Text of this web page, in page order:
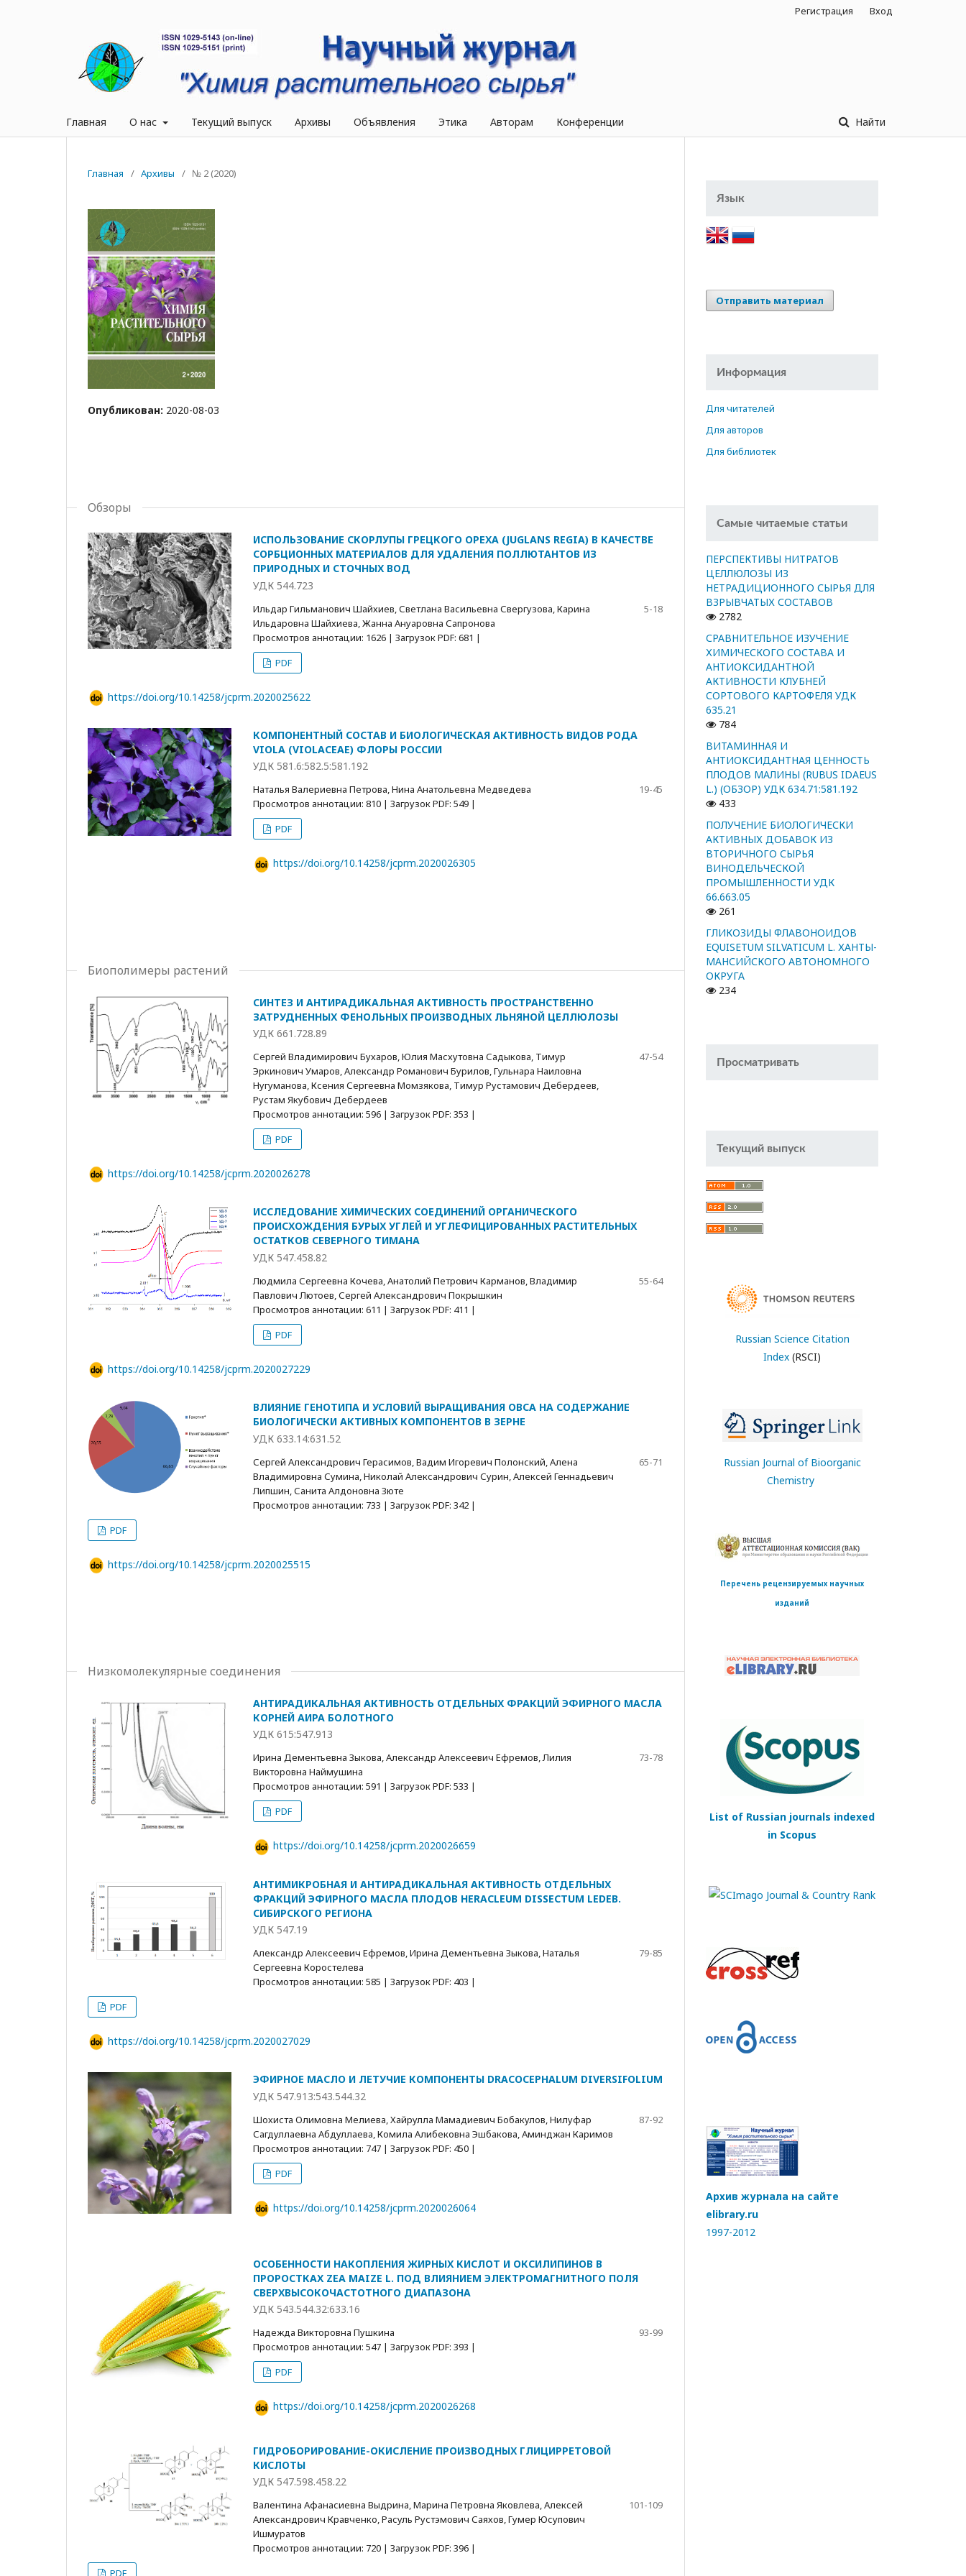
Главная О нас Текущий выпуск Архивы Объявления Этика Авторам Конференции Найти
Регистрация Вход
Главная / Архивы / № 2 (2020)
Опубликован: 2020-08-03
Обзоры
ИСПОЛЬЗОВАНИЕ СКОРЛУПЫ ГРЕЦКОГО ОРЕХА (JUGLANS REGIA) В КАЧЕСТВЕ
СОРБЦИОННЫХ МАТЕРИАЛОВ ДЛЯ УДАЛЕНИЯ ПОЛЛЮТАНТОВ ИЗ
ПРИРОДНЫХ И СТОЧНЫХ ВОД
УДК 544.723
Ильдар Гильманович Шайхиев, Светлана Васильевна Свергузова, Карина
Ильдаровна Шайхиева, Жанна Ануаровна Сапронова
5-18
Просмотров аннотации: 1626 | Загрузок PDF: 681 |
PDF
https://doi.org/10.14258/jcprm.2020025622
КОМПОНЕНТНЫЙ СОСТАВ И БИОЛОГИЧЕСКАЯ АКТИВНОСТЬ ВИДОВ РОДА
VIOLA (VIOLACEAE) ФЛОРЫ РОССИИ
УДК 581.6:582.5:581.192
Наталья Валериевна Петрова, Нина Анатольевна Медведева
19-45
Просмотров аннотации: 810 | Загрузок PDF: 549 |
PDF
https://doi.org/10.14258/jcprm.2020026305
Биополимеры растений
СИНТЕЗ И АНТИРАДИКАЛЬНАЯ АКТИВНОСТЬ ПРОСТРАНСТВЕННО
ЗАТРУДНЕННЫХ ФЕНОЛЬНЫХ ПРОИЗВОДНЫХ ЛЬНЯНОЙ ЦЕЛЛЮЛОЗЫ
УДК 661.728.89
Сергей Владимирович Бухаров, Юлия Масхутовна Садыкова, Тимур
Эркинович Умаров, Александр Романович Бурилов, Гульнара Наиловна
Нугуманова, Ксения Сергеевна Момзякова, Тимур Рустамович Дебердеев,
Рустам Якубович Дебердеев
47-54
Просмотров аннотации: 596 | Загрузок PDF: 353 |
PDF
https://doi.org/10.14258/jcprm.2020026278
ИССЛЕДОВАНИЕ ХИМИЧЕСКИХ СОЕДИНЕНИЙ ОРГАНИЧЕСКОГО
ПРОИСХОЖДЕНИЯ БУРЫХ УГЛЕЙ И УГЛЕФИЦИРОВАННЫХ РАСТИТЕЛЬНЫХ
ОСТАТКОВ СЕВЕРНОГО ТИМАНА
УДК 547.458.82
Людмила Сергеевна Кочева, Анатолий Петрович Карманов, Владимир
Павлович Лютоев, Сергей Александрович Покрышкин
55-64
Просмотров аннотации: 611 | Загрузок PDF: 411 |
PDF
https://doi.org/10.14258/jcprm.2020027229
ВЛИЯНИЕ ГЕНОТИПА И УСЛОВИЙ ВЫРАЩИВАНИЯ ОВСА НА СОДЕРЖАНИЕ
БИОЛОГИЧЕСКИ АКТИВНЫХ КОМПОНЕНТОВ В ЗЕРНЕ
УДК 633.14:631.52
Сергей Александрович Герасимов, Вадим Игоревич Полонский, Алена
Владимировна Сумина, Николай Александрович Сурин, Алексей Геннадьевич
Липшин, Санита Алдоновна Зюте
65-71
Просмотров аннотации: 733 | Загрузок PDF: 342 |
PDF
https://doi.org/10.14258/jcprm.2020025515
Низкомолекулярные соединения
АНТИРАДИКАЛЬНАЯ АКТИВНОСТЬ ОТДЕЛЬНЫХ ФРАКЦИЙ ЭФИРНОГО МАСЛА
КОРНЕЙ АИРА БОЛОТНОГО
УДК 615:547.913
Ирина Дементьевна Зыкова, Александр Алексеевич Ефремов, Лилия
Викторовна Наймушина
73-78
Просмотров аннотации: 591 | Загрузок PDF: 533 |
PDF
https://doi.org/10.14258/jcprm.2020026659
АНТИМИКРОБНАЯ И АНТИРАДИКАЛЬНАЯ АКТИВНОСТЬ ОТДЕЛЬНЫХ
ФРАКЦИЙ ЭФИРНОГО МАСЛА ПЛОДОВ HERACLEUM DISSECTUM LEDEB.
СИБИРСКОГО РЕГИОНА
УДК 547.19
Александр Алексеевич Ефремов, Ирина Дементьевна Зыкова, Наталья
Сергеевна Коростелева
79-85
Просмотров аннотации: 585 | Загрузок PDF: 403 |
PDF
https://doi.org/10.14258/jcprm.2020027029
ЭФИРНОЕ МАСЛО И ЛЕТУЧИЕ КОМПОНЕНТЫ DRACOCEPHALUM DIVERSIFOLIUM
УДК 547.913:543.544.32
Шохиста Олимовна Мелиева, Хайрулла Мамадиевич Бобакулов, Нилуфар
Сагдуллаевна Абдуллаева, Комила Алибековна Эшбакова, Аминджан Каримов
87-92
Просмотров аннотации: 747 | Загрузок PDF: 450 |
PDF
https://doi.org/10.14258/jcprm.2020026064
ОСОБЕННОСТИ НАКОПЛЕНИЯ ЖИРНЫХ КИСЛОТ И ОКСИЛИПИНОВ В
ПРОРОСТКАХ ZEA MAIZE L. ПОД ВЛИЯНИЕМ ЭЛЕКТРОМАГНИТНОГО ПОЛЯ
СВЕРХВЫСОКОЧАСТОТНОГО ДИАПАЗОНА
УДК 543.544.32:633.16
Надежда Викторовна Пушкина
93-99
Просмотров аннотации: 547 | Загрузок PDF: 393 |
PDF
https://doi.org/10.14258/jcprm.2020026268
ГИДРОБОРИРОВАНИЕ-ОКИСЛЕНИЕ ПРОИЗВОДНЫХ ГЛИЦИРРЕТОВОЙ
КИСЛОТЫ
УДК 547.598.458.22
Валентина Афанасиевна Выдрина, Марина Петровна Яковлева, Алексей
Александрович Кравченко, Расуль Рустэмович Саяхов, Гумер Юсупович
Ишмуратов
101-109
Просмотров аннотации: 720 | Загрузок PDF: 396 |
Язык
Отправить материал
Информация
Для читателей
Для авторов
Для библиотек
Самые читаемые статьи
ПЕРСПЕКТИВЫ НИТРАТОВ
ЦЕЛЛЮЛОЗЫ ИЗ
НЕТРАДИЦИОННОГО СЫРЬЯ ДЛЯ
ВЗРЫВЧАТЫХ СОСТАВОВ
2782
СРАВНИТЕЛЬНОЕ ИЗУЧЕНИЕ
ХИМИЧЕСКОГО СОСТАВА И
АНТИОКСИДАНТНОЙ
АКТИВНОСТИ КЛУБНЕЙ
СОРТОВОГО КАРТОФЕЛЯ УДК
635.21
784
ВИТАМИННАЯ И
АНТИОКСИДАНТНАЯ ЦЕННОСТЬ
ПЛОДОВ МАЛИНЫ (RUBUS IDAEUS
L.) (ОБЗОР) УДК 634.71:581.192
433
ПОЛУЧЕНИЕ БИОЛОГИЧЕСКИ
АКТИВНЫХ ДОБАВОК ИЗ
ВТОРИЧНОГО СЫРЬЯ
ВИНОДЕЛЬЧЕСКОЙ
ПРОМЫШЛЕННОСТИ УДК
66.663.05
261
ГЛИКОЗИДЫ ФЛАВОНОИДОВ
EQUISETUM SILVATICUM L. ХАНТЫ-
МАНСИЙСКОГО АВТОНОМНОГО
ОКРУГА
234
Просматривать
Текущий выпуск
Russian Science Citation
Index (RSCI)
Russian Journal of Bioorganic
Chemistry
Перечень рецензируемых научных
изданий
List of Russian journals indexed
in Scopus
Архив журнала на сайте
elibrary.ru
1997-2012